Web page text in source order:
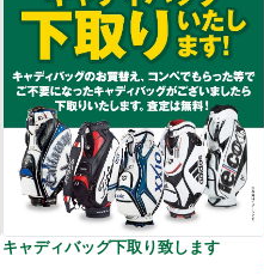
キャディバッグ下取り致します